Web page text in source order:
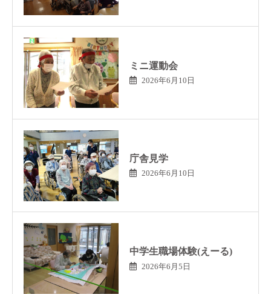
ミニ運動会
2026年6月10日
庁舎見学
2026年6月10日
中学生職場体験(えーる)
2026年6月5日